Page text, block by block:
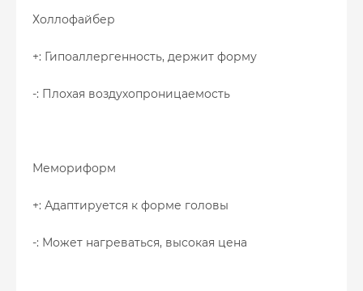
Холлофайбер
+: Гипоаллергенность, держит форму
-: Плохая воздухопроницаемость
Мемориформ
+: Адаптируется к форме головы
-: Может нагреваться, высокая цена